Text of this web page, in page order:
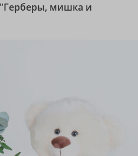
мишка и